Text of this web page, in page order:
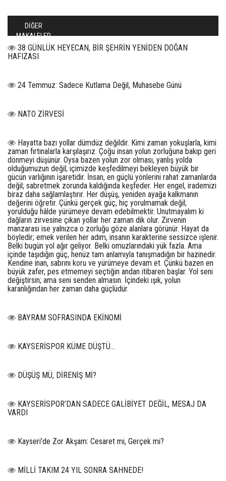
DİĞER
MAKALELER
38 GÜNLÜK HEYECAN, BİR ŞEHRİN YENİDEN DOĞAN
HAFIZASI
24 Temmuz: Sadece Kutlama Değil, Muhasebe Günü
NATO ZİRVESİ
Hayatta bazı yollar dümdüz değildir. Kimi zaman yokuşlarla, kimi
zaman fırtınalarla karşılaşırız. Çoğu insan yolun zorluğuna bakıp geri
dönmeyi düşünür. Oysa bazen yolun zor olması, yanlış yolda
olduğumuzun değil; içimizde keşfedilmeyi bekleyen büyük bir
gücün varlığının işaretidir. İnsan, en güçlü yönlerini rahat zamanlarda
değil; sabretmek zorunda kaldığında keşfeder. Her engel, irademizi
biraz daha sağlamlaştırır. Her düşüş, yeniden ayağa kalkmanın
değerini öğretir. Çünkü gerçek güç, hiç yorulmamak değil;
yorulduğu hâlde yürümeye devam edebilmektir. Unutmayalım ki
dağların zirvesine çıkan yollar her zaman dik olur. Zirvenin
manzarası ise yalnızca o zorluğu göze alanlara görünür. Hayat da
böyledir; emek verilen her adım, insanın karakterine sessizce işlenir.
Belki bugün yol ağır geliyor. Belki omuzlarındaki yük fazla. Ama
içinde taşıdığın güç, henüz tam anlamıyla tanışmadığın bir hazinedir.
Kendine inan, sabrını koru ve yürümeye devam et. Çünkü bazen en
büyük zafer, pes etmemeyi seçtiğin andan itibaren başlar. Yol seni
değiştirsin; ama seni senden almasın. İçindeki ışık, yolun
karanlığından her zaman daha güçlüdür.
BAYRAM SOFRASINDA EKİNOMİ
KAYSERİSPOR KÜME DÜŞTÜ…
DÜŞÜŞ MÜ, DİRENİŞ Mİ?
KAYSERİSPOR’DAN SADECE GALİBİYET DEĞİL, MESAJ DA
VARDI
Kayseri’de Zor Akşam: Cesaret mi, Gerçek mi?
MİLLİ TAKIM 24 YIL SONRA SAHNEDE!